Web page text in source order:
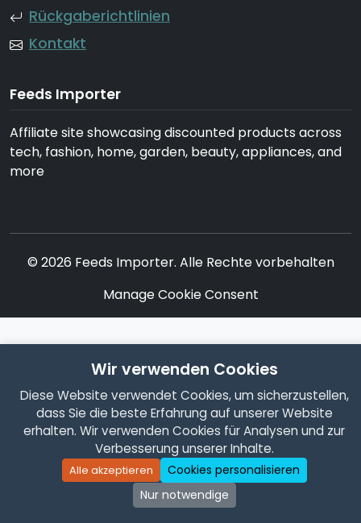
Rückgaberichtlinien
Kontakt
Feeds Importer
Affiliate site showcasing discounted products across
tech, fashion, home, garden, beauty, appliances, and
more
© 2026 Feeds Importer. Alle Rechte vorbehalten
Manage Cookie Consent
Wir verwenden Cookies
Diese Website verwendet Cookies, um sicherzustellen,
dass Sie die beste Erfahrung auf unserer Website
erhalten. Wir verwenden Cookies für Analysen und zur
Verbesserung unserer Inhalte.
Alle akzeptieren
Cookies personalisieren
Nur notwendige